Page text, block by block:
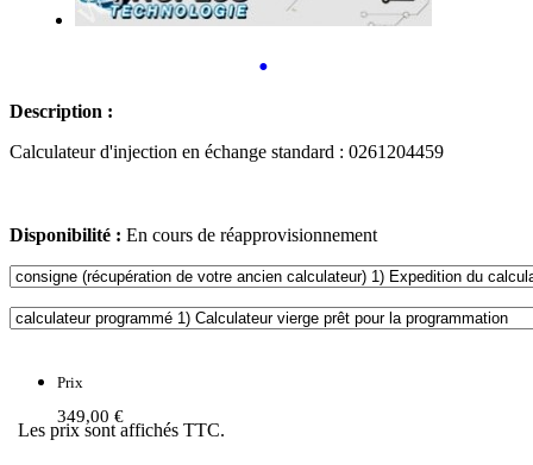
•
Description :
Calculateur d'injection en échange standard : 0261204459
Disponibilité : En cours de réapprovisionnement
Prix
349,00 €
Les prix sont affichés TTC.